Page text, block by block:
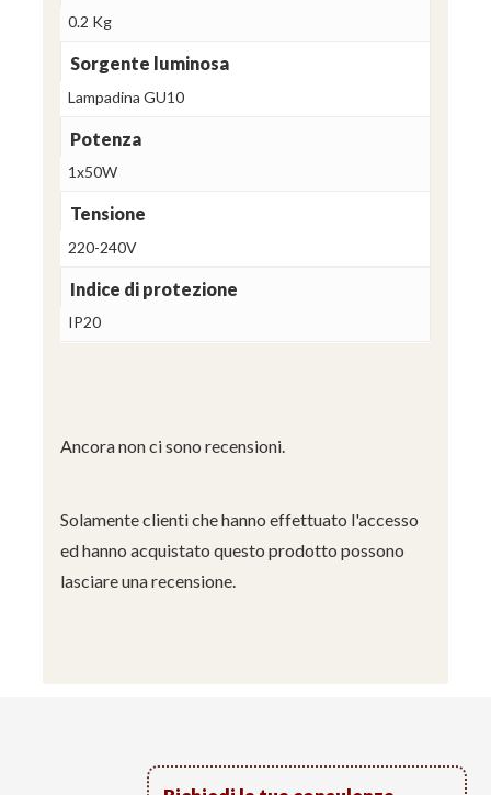
0.2 Kg
Sorgente luminosa
Lampadina GU10
Potenza
1x50W
Tensione
220-240V
Indice di protezione
IP20
Ancora non ci sono recensioni.
Solamente clienti che hanno effettuato l'accesso
ed hanno acquistato questo prodotto possono
lasciare una recensione.